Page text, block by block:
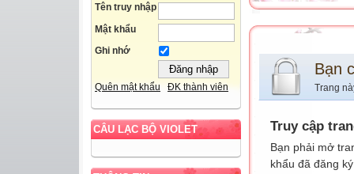
Tên truy nhập
Mật khẩu
Ghi nhớ
Quên mật khẩu ĐK thành viên
CÂU LẠC BỘ VIOLET
Bạn
Trang
Truy cập
Bạn phải mở
khẩu đã đăng